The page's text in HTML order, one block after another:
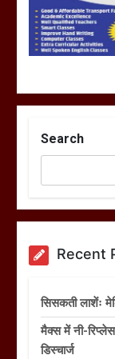
Search
Recent
सिसकती लाशेंः
मैक्स में नी-
डिस्चार्ज